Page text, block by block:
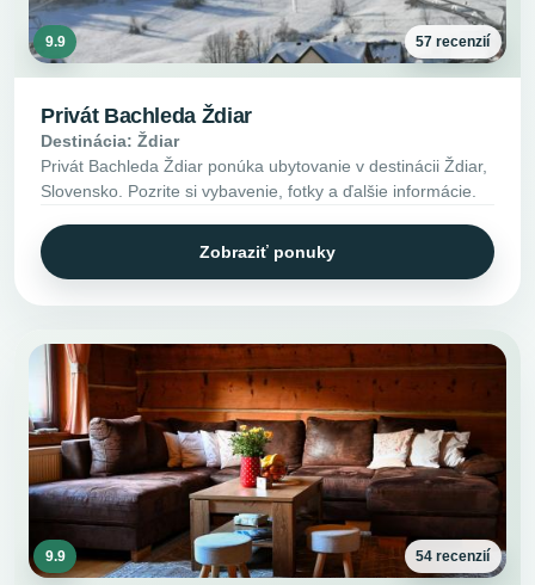
9.9 57 recenzií
Privát Bachleda Ždiar
Destinácia: Ždiar
Privát Bachleda Ždiar ponúka ubytovanie v destinácii Ždiar,
Slovensko. Pozrite si vybavenie, fotky a ďalšie informácie.
Zobraziť ponuky
9.9 54 recenzií